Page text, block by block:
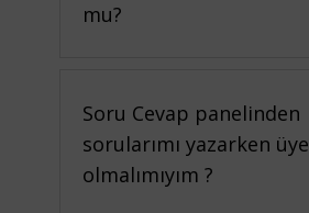
mu?
Soru Cevap panelinden
sorularımı yazarken üye
olmalımıyım ?